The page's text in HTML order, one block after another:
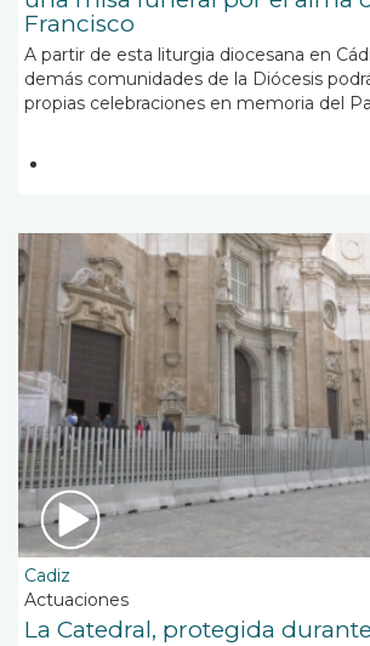
Francisco
A partir de esta liturgia diocesana en
demás comunidades de la Diócesis
propias celebraciones en memoria del
Cadiz
Actuaciones
La Catedral, protegida